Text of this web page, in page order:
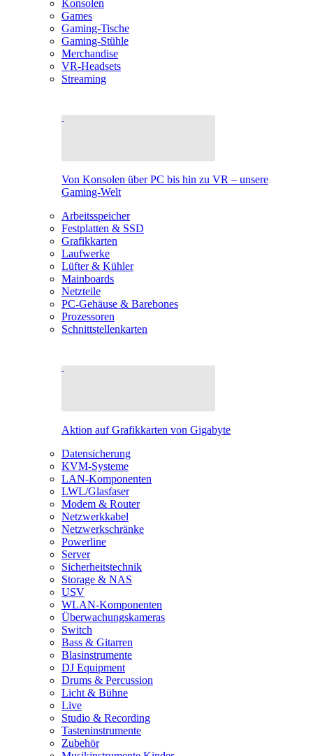
Konsolen
Games
Gaming-Tische
Gaming-Stühle
Merchandise
VR-Headsets
Streaming
Von Konsolen über PC bis hin zu VR – unsere
Gaming-Welt
Arbeitsspeicher
Festplatten & SSD
Grafikkarten
Laufwerke
Lüfter & Kühler
Mainboards
Netzteile
PC-Gehäuse & Barebones
Prozessoren
Schnittstellenkarten
Aktion auf Grafikkarten von Gigabyte
Datensicherung
KVM-Systeme
LAN-Komponenten
LWL/Glasfaser
Modem & Router
Netzwerkkabel
Netzwerkschränke
Powerline
Server
Sicherheitstechnik
Storage & NAS
USV
WLAN-Komponenten
Überwachungskameras
Switch
Bass & Gitarren
Blasinstrumente
DJ Equipment
Drums & Percussion
Licht & Bühne
Live
Studio & Recording
Tasteninstrumente
Zubehör